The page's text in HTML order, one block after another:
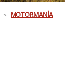
MOTORMANÍA